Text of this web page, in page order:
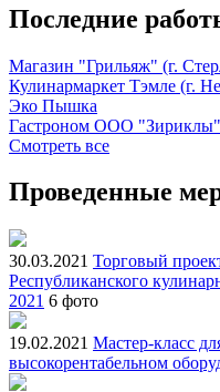
Последние
Магазин "Грильяж" (г.
Кулинармаркет Тэмле (г.
Эко Пышка
Гастроном ООО "Зириклы"
Смотреть все
Проведенные
30.03.2021 Торговый
Республиканского
2021 6 фото
19.02.2021 Мастер-класс
высокорентабельном